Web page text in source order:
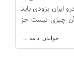
بزودی باید
چیزی نیست جز
خواندن ادامه ...